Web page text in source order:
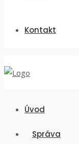
Kontakt
Úvod
Správa